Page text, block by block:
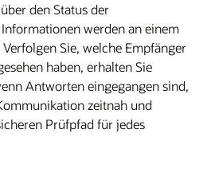
den Status der
werden an einem
Sie, welche Empfänger
haben, erhalten Sie
Antworten eingegangen sind,
zeitnah und
Prüfpfad für jedes